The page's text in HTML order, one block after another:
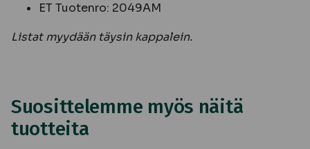
ET Tuotenro: 2049AM
Listat myydään täysin kappalein.
Suosittelemme myös näitä
tuotteita